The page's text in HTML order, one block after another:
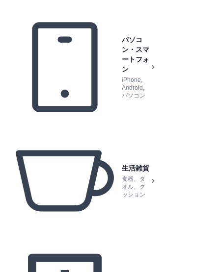
パソコ
ン・スマ
ートフォ
ン
iPhone,
Android,
パソコン
生活雑貨
食器、タ
オル、ク
ッション